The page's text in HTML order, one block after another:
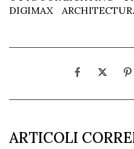
DIGIMAX
ARTICOLI